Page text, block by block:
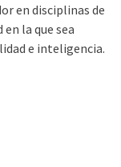
en disciplinas de
la que sea
e inteligencia.